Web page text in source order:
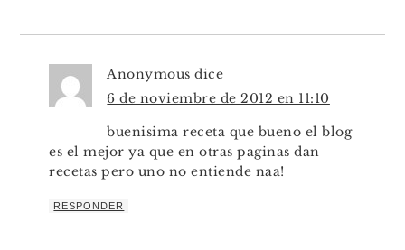
Anonymous dice
6 de noviembre de 2012 en 11:10
buenisima receta que bueno el blog
es el mejor ya que en otras paginas dan
recetas pero uno no entiende naa!
RESPONDER